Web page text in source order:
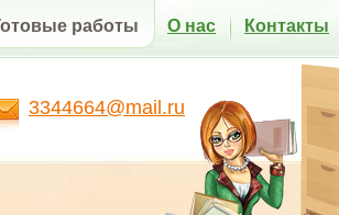
3344664@mail.ru
работы О нас Контакты